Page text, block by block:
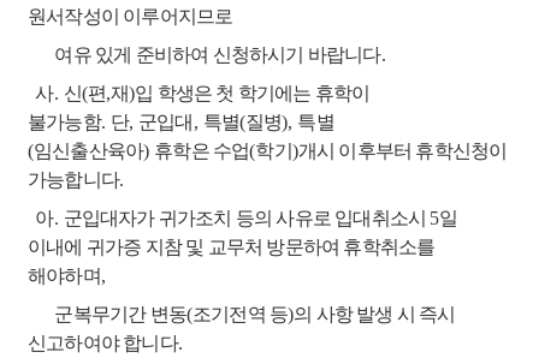
원서작성이 이루어지므로
여유 있게 준비하여 신청하시기 바랍니다.
사. 신(편,재)입 학생은 첫 학기에는 휴학이
불가능함. 단, 군입대 , 특별(질병), 특별
(임신출산육아) 휴학은 수업(학기 )개시 이후부터 휴학신청이
가능합니다.
아. 군입대자가 귀가조치 등의 사유로 입대취소시 5일
이내에 귀가증 지참 및 교무처 방문하여 휴학취소를
해야하며,
군복무기간 변동(조기전역 등)의 사항 발생 시 즉시
신고하여야 합니다.